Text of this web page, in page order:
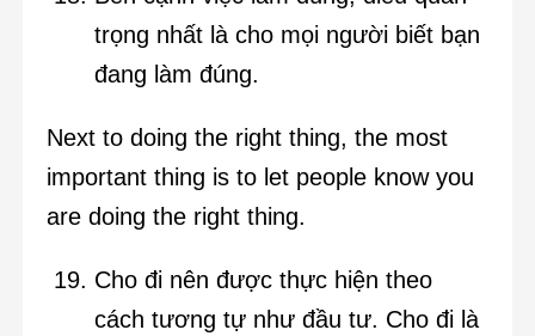
trọng nhất là cho mọi người biết bạn
đang làm đúng.
Next to doing the right thing, the most
important thing is to let people know you
are doing the right thing.
Cho đi nên được thực hiện theo
cách tương tự như đầu tư. Cho đi là